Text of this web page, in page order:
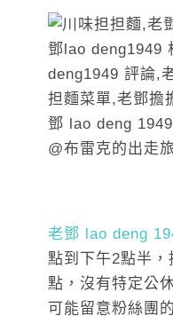
老鄧 lao deng
點到下午2點半
點，沒有特定公
可能留意粉絲團